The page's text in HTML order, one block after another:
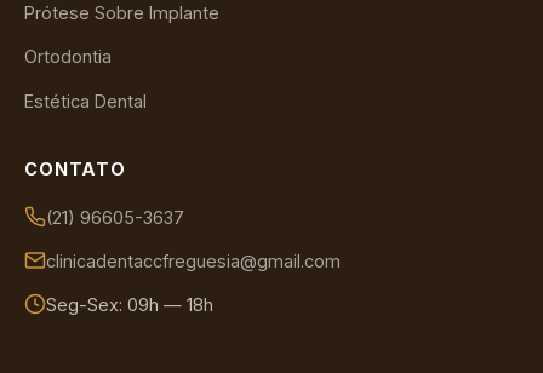
Prótese Sobre Implante
Ortodontia
Estética Dental
CONTATO
(21) 96605-3637
clinicadentaccfreguesia@gmail.com
Seg-Sex: 09h — 18h